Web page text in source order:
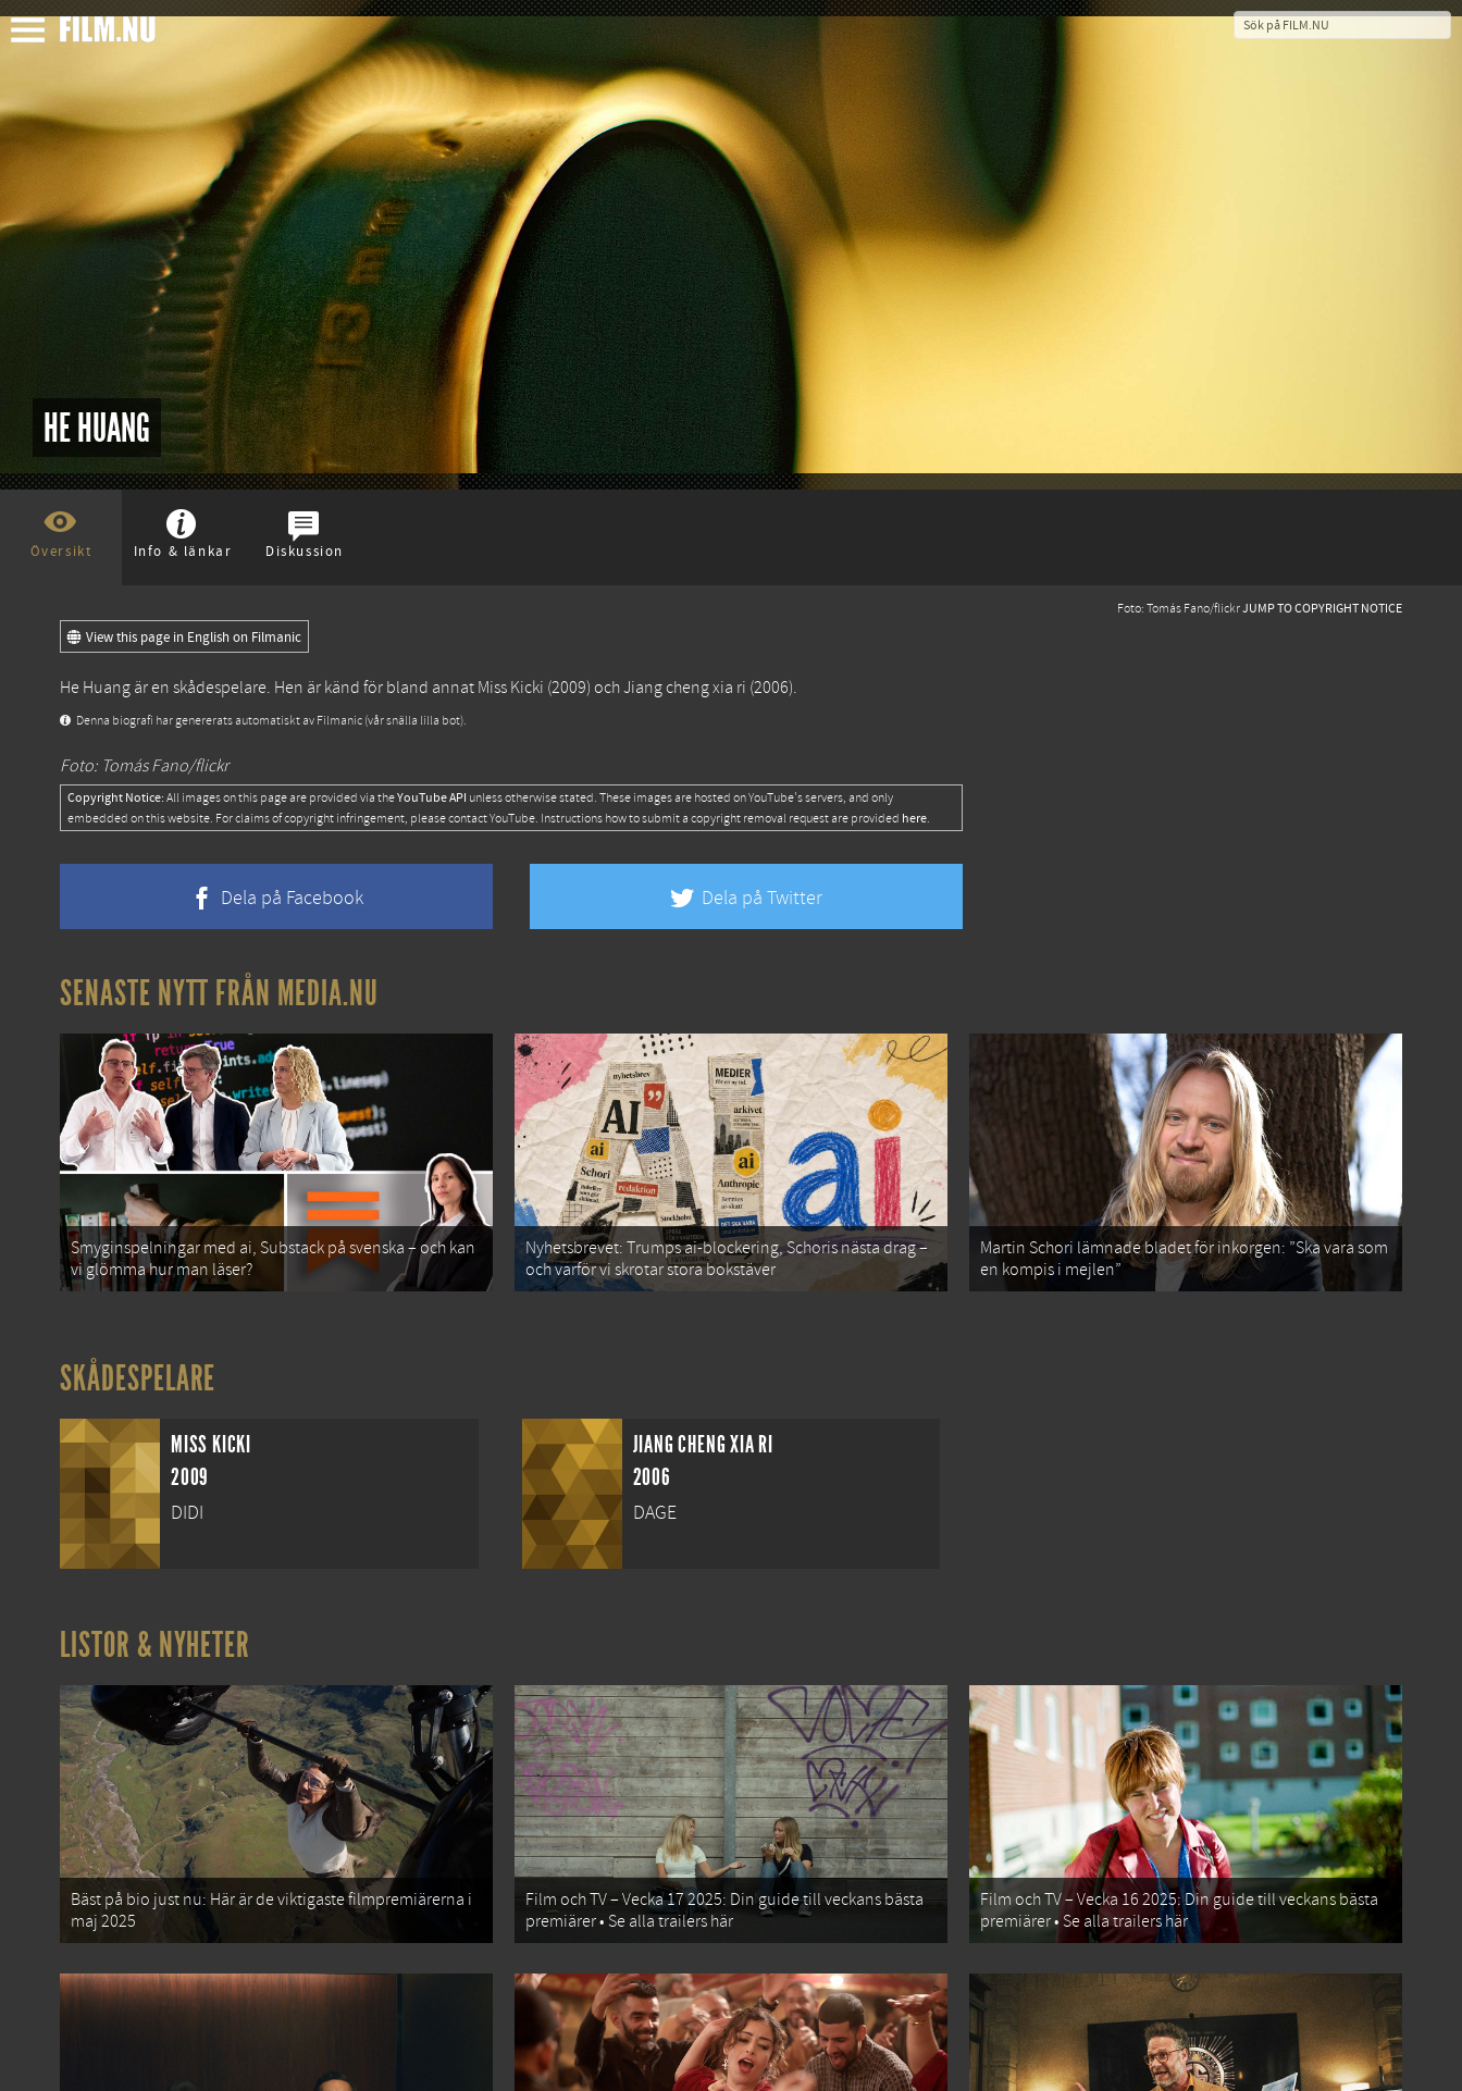
HE HUANG
Översikt Info & länkar Diskussion
Foto: Tomás Fano/flickrJUMP TO COPYRIGHT NOTICE
View this page in English on Filmanic
He Huang är en skådespelare. Hen är känd för bland annat Miss Kicki (2009) ochJiang cheng xia ri (2006).
Denna biografi har genererats automatiskt av Filmanic (vår snälla lilla bot).
Foto: Tomás Fano/flickr
Copyright Notice: All images on this page are provided via theYouTube API unless otherwise stated. These images are hosted on YouTube's servers, and only
embedded on this website. For claims of copyright infringement, please contact YouTube. Instructions how to submit a copyright removal request are provided here.
Dela på Facebook Dela på Twitter
SENASTE NYTT FRÅN MEDIA.NU
Smyginspelningar med ai, Substack på svenska – och kan
vi glömma hur man läser?
Nyhetsbrevet: Trumps ai-blockering, Schoris nästa drag –
och varför vi skrotar stora bokstäver
Martin Schori lämnade bladet för inkorgen: ”Ska vara som
en kompis i mejlen”
SKÅDESPELARE
MISS KICKI
2009
DIDI
JIANG CHENG XIA RI
2006
DAGE
LISTOR & NYHETER
Bäst på bio just nu: Här är de viktigaste filmpremiärerna i
maj 2025
Film och TV – Vecka 17 2025: Din guide till veckans bästa
premiärer • Se alla trailers här
Film och TV – Vecka 16 2025: Din guide till veckans bästa
premiärer • Se alla trailers här